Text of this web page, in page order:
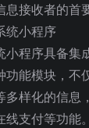
接收者的首
程序具备集
功能模块，不
多样化的信息
线支付等功能